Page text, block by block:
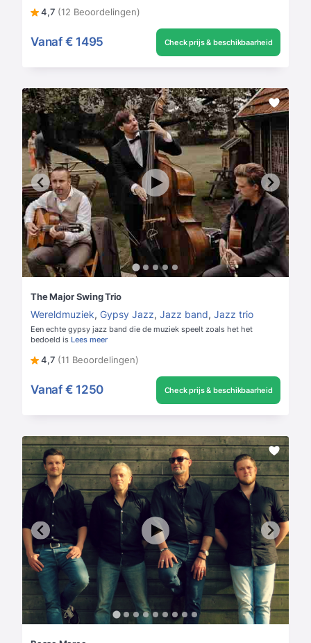
4,7 (12 Beoordelingen)
Vanaf € 1495 Check prijs & beschikbaarheid
The Major Swing Trio
Wereldmuziek, Gypsy Jazz, Jazz band, Jazz trio
Een echte gypsy jazz band die de muziek speelt zoals het het
bedoeld is Lees meer
4,7 (11 Beoordelingen)
Vanaf € 1250 Check prijs & beschikbaarheid